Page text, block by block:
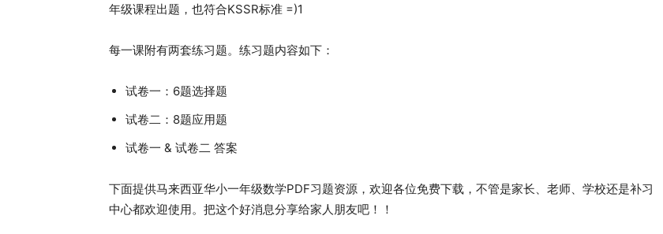
年级课程出题，也符合KSSR标准 =)1
每一课附有两套练习题。练习题内容如下：
试卷一：6题选择题
试卷二：8题应用题
试卷一 & 试卷二 答案
下面提供马来西亚华小一年级数学PDF习题资源，欢迎各位免费下载，不管是家长、老师、学校还是补习
中心都欢迎使用。把这个好消息分享给家人朋友吧！！